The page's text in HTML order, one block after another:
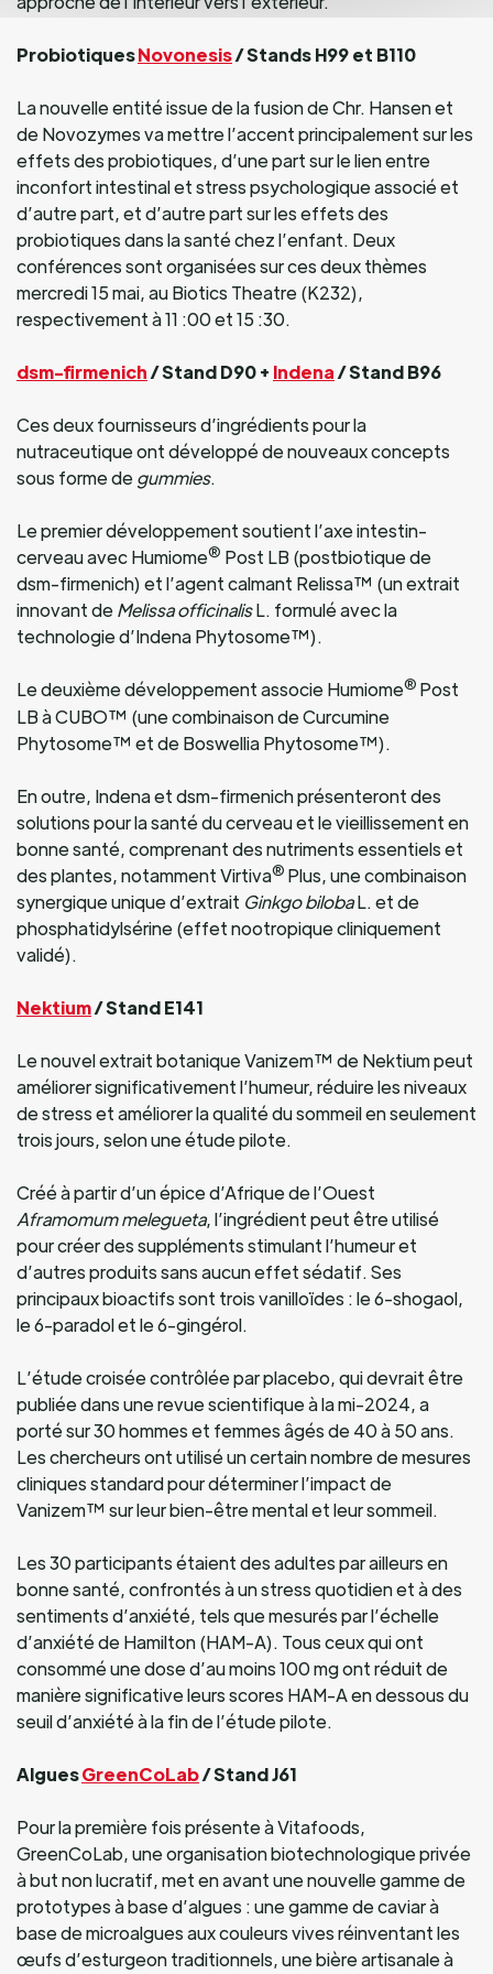
ProbiotiquesNovonesis/ Stands H99 et B110
La nouvelle entité issue de la fusion de Chr. Hansen et
de Novozymes va mettre l’accent principalement sur les
effets des probiotiques, d’une part sur le lien entre
inconfort intestinal et stress psychologique associé et
d’autre part, et d’autre part sur les effets des
probiotiques dans la santé chez l’enfant. Deux
conférences sont organisées sur ces deux thèmes
mercredi 15 mai, au Biotics Theatre (K232),
respectivement à 11 :00 et 15 :30.
dsm-firmenich/ Stand D90 + Indena/ Stand B96
Ces deux fournisseurs d’ingrédients pour la
nutraceutique ont développé de nouveaux concepts
sous forme degummies.
Le premier développement soutient l’axe intestin-
cerveau avec Humiome® Post LB (postbiotique de
dsm-firmenich) et l’agent calmant Relissa™ (un extrait
innovant deMelissa officinalisL. formulé avec la
technologie d’Indena Phytosome™).
Le deuxième développement associe Humiome® Post
LB à CUBO™ (une combinaison de Curcumine
Phytosome™ et de Boswellia Phytosome™).
En outre, Indena et dsm-firmenich présenteront des
solutions pour la santé du cerveau et le vieillissement en
bonne santé, comprenant des nutriments essentiels et
des plantes, notamment Virtiva® Plus, une combinaison
synergique unique d’extrait Ginkgo bilobaL. et de
phosphatidylsérine (effet nootropique cliniquement
validé).
Nektium/ Stand E141
Le nouvel extrait botanique Vanizem™ de Nektium peut
améliorer significativement l’humeur, réduire les niveaux
de stress et améliorer la qualité du sommeil en seulement
trois jours, selon une étude pilote.
Créé à partir d’un épice d’Afrique de l’Ouest
Aframomum melegueta, l’ingrédient peut être utilisé
pour créer des suppléments stimulant l’humeur et
d’autres produits sans aucun effet sédatif. Ses
principaux bioactifs sont trois vanilloïdes : le 6-shogaol,
le 6-paradol et le 6-gingérol.
L’étude croisée contrôlée par placebo, qui devrait être
publiée dans une revue scientifique à la mi-2024, a
porté sur 30 hommes et femmes âgés de 40 à 50 ans.
Les chercheurs ont utilisé un certain nombre de mesures
cliniques standard pour déterminer l’impact de
Vanizem™ sur leur bien-être mental et leur sommeil.
Les 30 participants étaient des adultes par ailleurs en
bonne santé, confrontés à un stress quotidien et à des
sentiments d’anxiété, tels que mesurés par l’échelle
d’anxiété de Hamilton (HAM-A). Tous ceux qui ont
consommé une dose d’au moins 100 mg ont réduit de
manière significative leurs scores HAM-A en dessous du
seuil d’anxiété à la fin de l’étude pilote.
AlguesGreenCoLab/ Stand J61
Pour la première fois présente à Vitafoods,
GreenCoLab, une organisation biotechnologique privée
à but non lucratif, met en avant une nouvelle gamme de
prototypes à base d’algues : une gamme de caviar à
base de microalgues aux couleurs vives réinventant les
œufs d’esturgeon traditionnels, une bière artisanale à